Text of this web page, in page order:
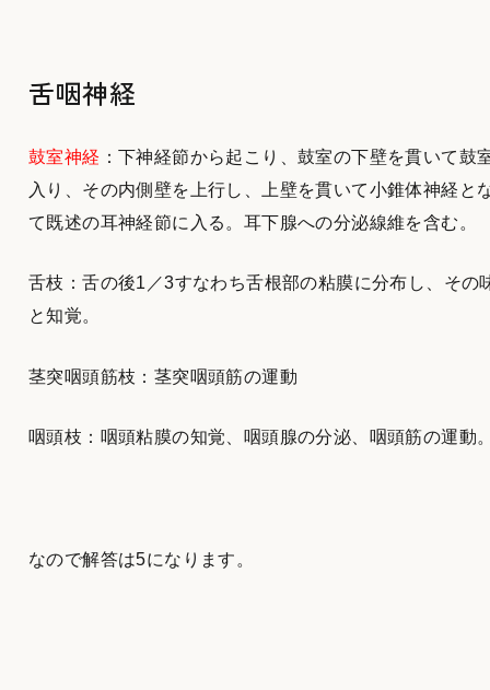
舌咽神経
鼓室神経 ：下神経節から起こり、鼓室の下壁を貫いて鼓
入り、その内側壁を上行し、上壁を貫いて小錐体神経と
て既述の耳神経節に入る。耳下腺への分泌線維を含む。
舌枝：舌の後1／3すなわち舌根部の粘膜に分布し、その
と知覚。
茎突咽頭筋枝：茎突咽頭筋の運動
咽頭枝：咽頭粘膜の知覚、咽頭腺の分泌、咽頭筋の運動
なので解答は5になります。